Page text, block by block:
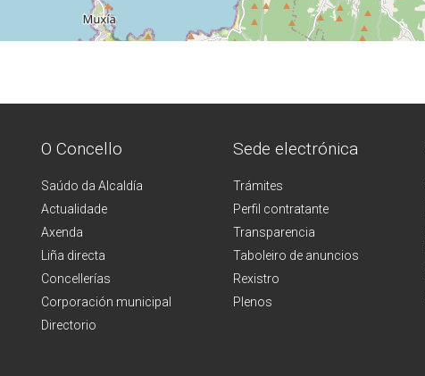
O Concello
Saúdo da Alcaldía
Actualidade
Axenda
Liña directa
Concellerías
Corporación municipal
Directorio
Sede electrónica
Trámites
Perfil contratante
Transparencia
Taboleiro de anuncios
Rexistro
Plenos